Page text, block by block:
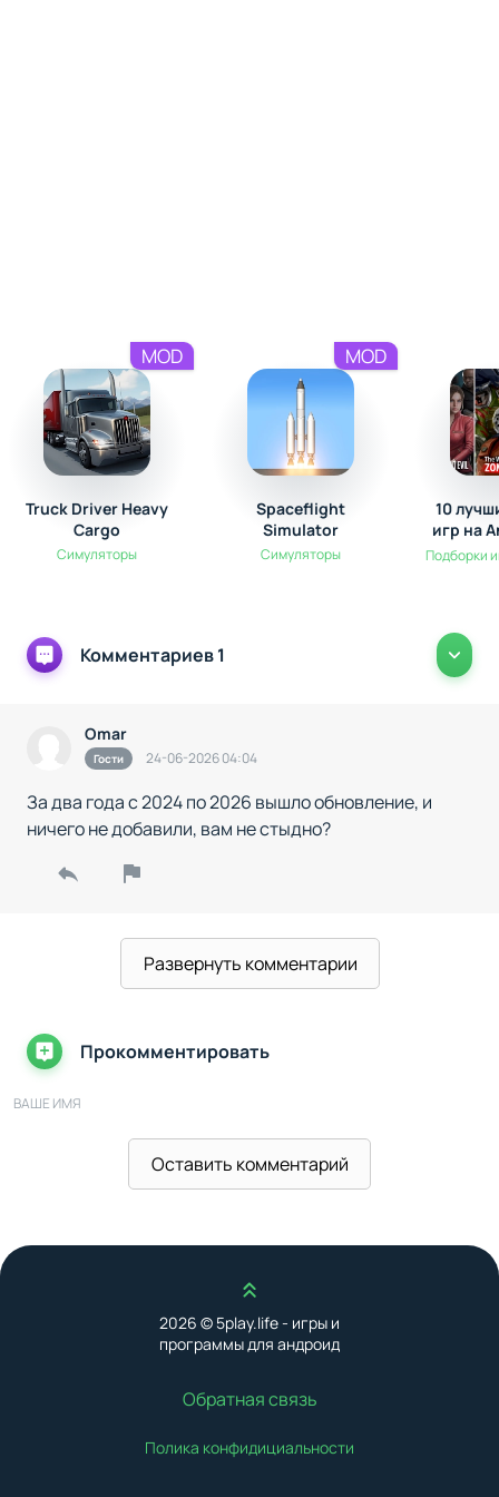
доступны уникальные сценарии, такие как посадка с
"замороженными" закрылками или отказ системы
гидравлики. В будущем вам предстоит открывать новые
техники управления и соревноваться на мировых
аренах. Каждая игровая сессия ощущается
непредсказуемо благодаря динамическим условиям.
Truck Driver Heavy
Cargo
Симуляторы
MOD
Spaceflight
Simulator
Симуляторы
MOD
10
игр на
Подборки
Комментариев 1
Omar
Гости 24-06-2026 04:04
За два года с 2024 по 2026 вышло обновление, и
ничего не добавили, вам не стыдно?
Развернуть комментарии
Прокомментировать
ВАШЕ ИМЯ
Оставить комментарий
Наверх
2026 © 5play.life - игры и
программы для андроид
Обратная связь
Полика конфидициальности